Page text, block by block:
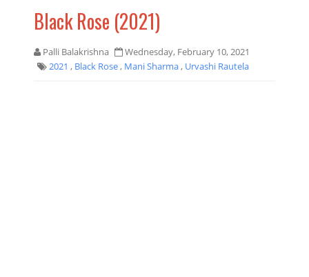
Black Rose (2021)
Palli Balakrishna
Wednesday, February 10, 2021
2021 , Black Rose, Mani Sharma, Urvashi Rautela